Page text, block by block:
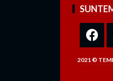
2021 ©